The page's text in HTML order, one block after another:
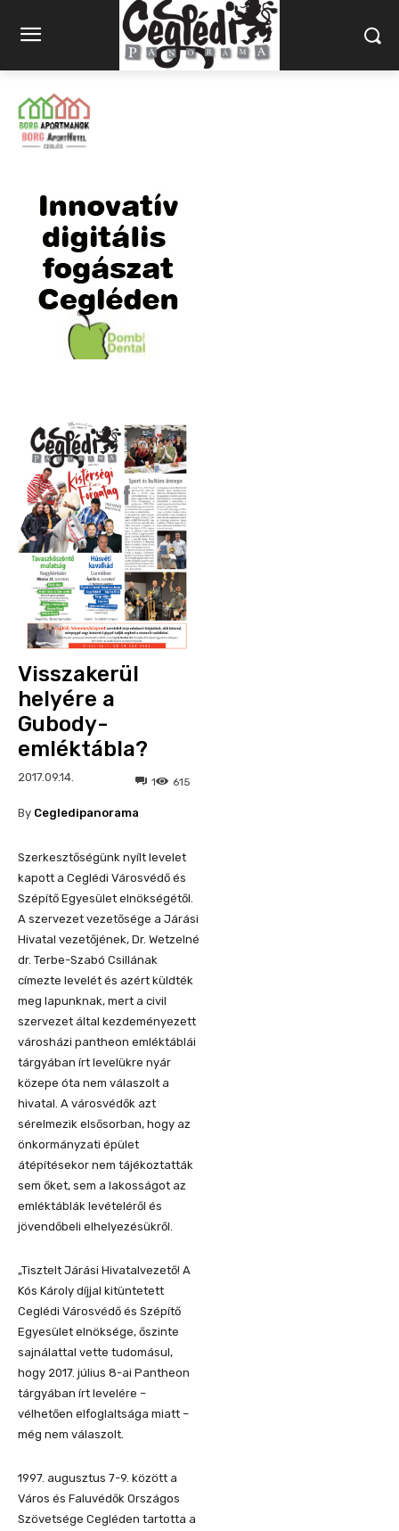
Visszakerül
helyére a
Gubody-
emléktábla?
2017.09.14. 615
1
By Cegledipanorama
Szerkesztőségünk nyílt levelet
kapott a Ceglédi Városvédő és
Szépítő Egyesület elnökségétől.
A szervezet vezetősége a Járási
Hivatal vezetőjének, Dr. Wetzelné
dr. Terbe-Szabó Csillának
címezte levelét és azért küldték
meg lapunknak, mert a civil
szervezet által kezdeményezett
városházi pantheon emléktáblái
tárgyában írt levelükre nyár
közepe óta nem válaszolt a
hivatal. A városvédők azt
sérelmezik elsősorban, hogy az
önkormányzati épület
átépítésekor nem tájékoztatták
sem őket, sem a lakosságot az
emléktáblák levételéről és
jövendőbeli elhelyezésükről.
„Tisztelt Járási Hivatalvezető! A
Kós Károly díjjal kitüntetett
Ceglédi Városvédő és Szépítő
Egyesület elnöksége, őszinte
sajnálattal vette tudomásul,
hogy 2017. július 8-ai Pantheon
tárgyában írt levelére –
vélhetően elfoglaltsága miatt –
még nem válaszolt.
1997. augusztus 7-9. között a
Város és Faluvédők Országos
Szövetsége Cegléden tartotta a